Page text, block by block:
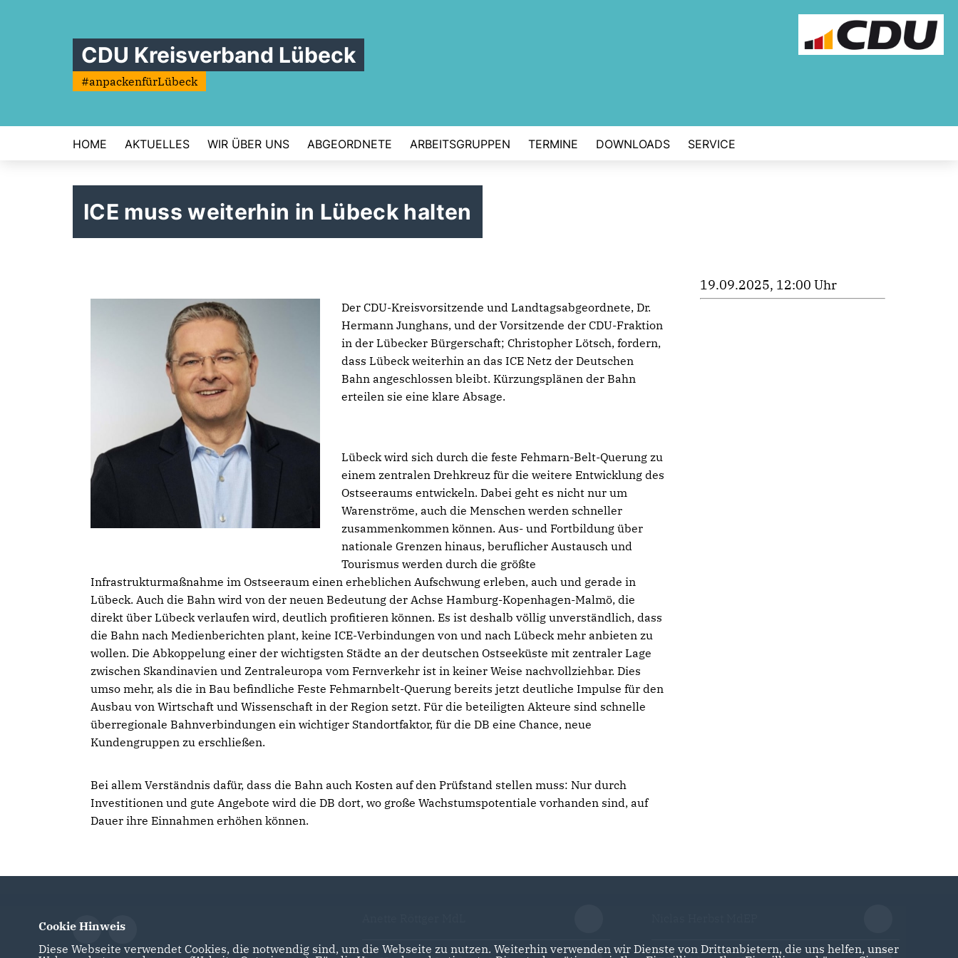
CDU Kreisverband Lübeck
#anpackenfürLübeck
HOME AKTUELLES WIR ÜBER UNS ABGEORDNETE ARBEITSGRUPPEN TERMINE DOWNLOADS SERVICE
ICE muss weiterhin in Lübeck halten
Der CDU-Kreisvorsitzende und Landtagsabgeordnete, Dr.
Hermann Junghans, und der Vorsitzende der CDU-Fraktion
in der Lübecker Bürgerschaft; Christopher Lötsch, fordern,
dass Lübeck weiterhin an das ICE Netz der Deutschen
Bahn angeschlossen bleibt. Kürzungsplänen der Bahn
erteilen sie eine klare Absage.
Lübeck wird sich durch die feste Fehmarn-Belt-Querung zu
einem zentralen Drehkreuz für die weitere Entwicklung des
Ostseeraums entwickeln. Dabei geht es nicht nur um
Warenströme, auch die Menschen werden schneller
zusammenkommen können. Aus- und Fortbildung über
nationale Grenzen hinaus, beruflicher Austausch und
Tourismus werden durch die größte
Infrastrukturmaßnahme im Ostseeraum einen erheblichen Aufschwung erleben, auch und gerade in
Lübeck. Auch die Bahn wird von der neuen Bedeutung der Achse Hamburg-Kopenhagen-Malmö, die
direkt über Lübeck verlaufen wird, deutlich profitieren können. Es ist deshalb völlig unverständlich, dass
die Bahn nach Medienberichten plant, keine ICE-Verbindungen von und nach Lübeck mehr anbieten zu
wollen. Die Abkoppelung einer der wichtigsten Städte an der deutschen Ostseeküste mit zentraler Lage
zwischen Skandinavien und Zentraleuropa vom Fernverkehr ist in keiner Weise nachvollziehbar. Dies
umso mehr, als die in Bau befindliche Feste Fehmarnbelt-Querung bereits jetzt deutliche Impulse für den
Ausbau von Wirtschaft und Wissenschaft in der Region setzt. Für die beteiligten Akteure sind schnelle
überregionale Bahnverbindungen ein wichtiger Standortfaktor, für die DB eine Chance, neue
Kundengruppen zu erschließen.
Bei allem Verständnis dafür, dass die Bahn auch Kosten auf den Prüfstand stellen muss: Nur durch
Investitionen und gute Angebote wird die DB dort, wo große Wachstumspotentiale vorhanden sind, auf
Dauer ihre Einnahmen erhöhen können.
19.09.2025, 12:00 Uhr
Cookie Hinweis
Diese Webseite verwendet Cookies, die notwendig sind, um die Webseite zu nutzen. Weiterhin verwenden wir Dienste von Drittanbietern, die uns helfen, unser